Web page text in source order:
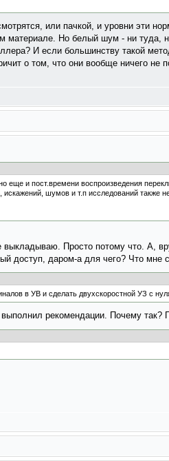
или пачкой, и уровни эти
материале. Но белый шум - ни туда,
И если большинству такой
о том, что они вообще ничего не
еще и пост.времени воспроизведения
шумов и т.п исследований также
Просто потому что. А,
доступ, даром-а для чего? Что мне
в УВ и сделать двухскоростной УЗ с
рекомендации. Почему так?